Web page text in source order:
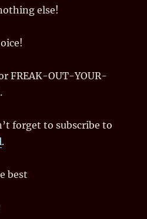
else!
FREAK-OUT-YOUR-
forget to subscribe to
.
best